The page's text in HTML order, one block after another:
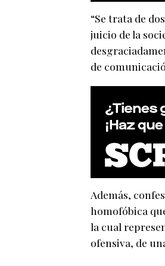
“Se trata de
juicio de la
de
Además,
homofóbica
la cual
ofensiva, de